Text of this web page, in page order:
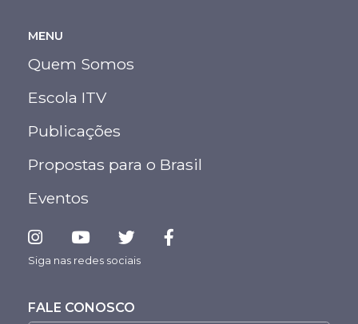
MENU
Quem Somos
Escola ITV
Publicações
Propostas para o Brasil
Eventos
Siga nas redes sociais
FALE CONOSCO